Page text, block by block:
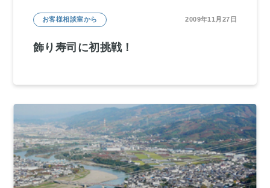
お客様相談室から 2009年11月27日
飾り寿司に初挑戦！